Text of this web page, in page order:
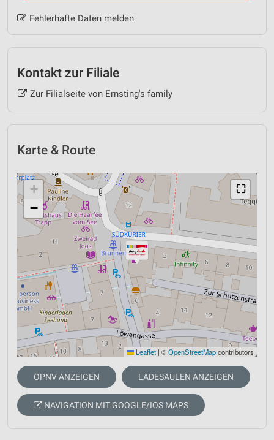
Fehlerhafte Daten melden
Kontakt zur Filiale
Zur Filialseite von Ernsting's family
Karte & Route
⛶
+
−
Leaflet | ©OpenStreetMapcontributors
ÖPNV ANZEIGEN LADESÄULEN ANZEIGEN
NAVIGATION MIT GOOGLE/IOS MAPS